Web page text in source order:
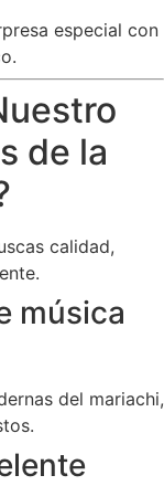
especial con
de la
calidad,
música
del mariachi,